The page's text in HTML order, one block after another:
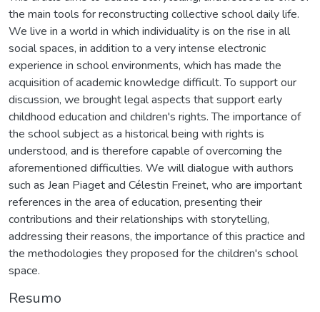
the main tools for reconstructing collective school daily life.
We live in a world in which individuality is on the rise in all
social spaces, in addition to a very intense electronic
experience in school environments, which has made the
acquisition of academic knowledge difficult. To support our
discussion, we brought legal aspects that support early
childhood education and children's rights. The importance of
the school subject as a historical being with rights is
understood, and is therefore capable of overcoming the
aforementioned difficulties. We will dialogue with authors
such as Jean Piaget and Célestin Freinet, who are important
references in the area of education, presenting their
contributions and their relationships with storytelling,
addressing their reasons, the importance of this practice and
the methodologies they proposed for the children's school
space.
Resumo